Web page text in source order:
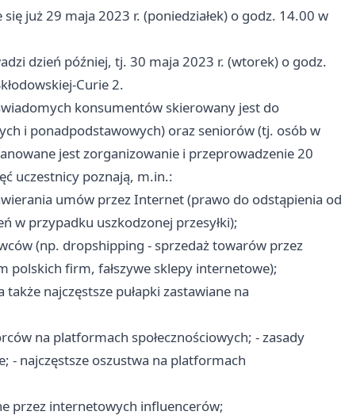
już 29 maja 2023 r. (poniedziałek) o godz. 14.00 w
dzień później, tj. 30 maja 2023 r. (wtorek) o godz.
Curie 2.
konsumentów skierowany jest do
i ponadpodstawowych) oraz seniorów (tj. osób w
jest zorganizowanie i przeprowadzenie 20
uczestnicy poznają, m.in.:
umów przez Internet (prawo do odstąpienia od
w przypadku uszkodzonej przesyłki);
(np. dropshipping - sprzedaż towarów przez
polskich firm, fałszywe sklepy internetowe);
najczęstsze pułapki zastawiane na
na platformach społecznościowych; - zasady
- najczęstsze oszustwa na platformach
przez internetowych influencerów;